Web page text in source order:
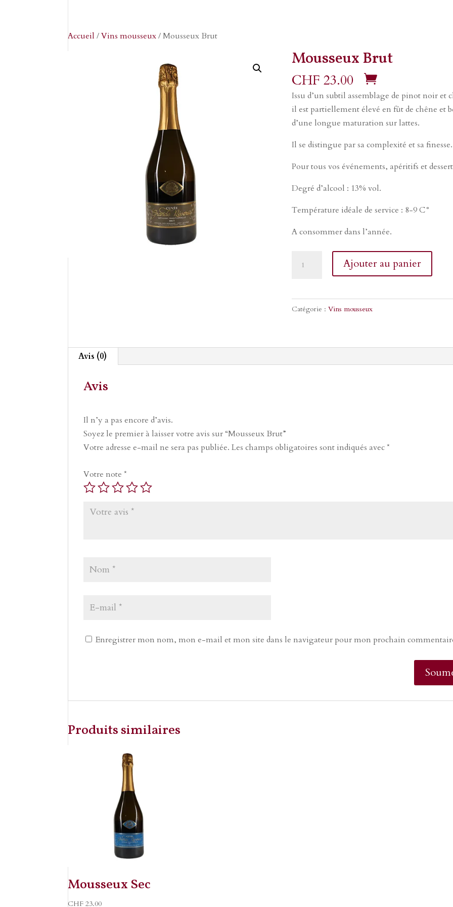
CGV
Accueil /Vins mousseux/ Mousseux Brut
Mousseux Brut
CHF 23.00
Issu d’un subtil assemblage de pinot noir et
il est partiellement élevé en fût de chêne et
d’une longue maturation sur lattes.
Il se distingue par sa complexité et sa finesse.
Pour tous vos événements, apéritifs et
Degré d’alcool : 13% vol.
Température idéale de service : 8-9 C°
A consommer dans l’année.
Brut
Ajouter au panier
Catégorie : Vins mousseux
Avis (0)
Avis
Il n’y a pas encore d’avis.
Soyez le premier à laisser votre avis sur “Mousseux Brut”
Votre adresse e-mail ne sera pas publiée. Les champs obligatoires sont indiqués avec*
Votre note*
Enregistrer mon nom, mon e-mail et mon site dans le navigateur pour mon prochain
Produits similaires
Mousseux Sec
CHF 23.00